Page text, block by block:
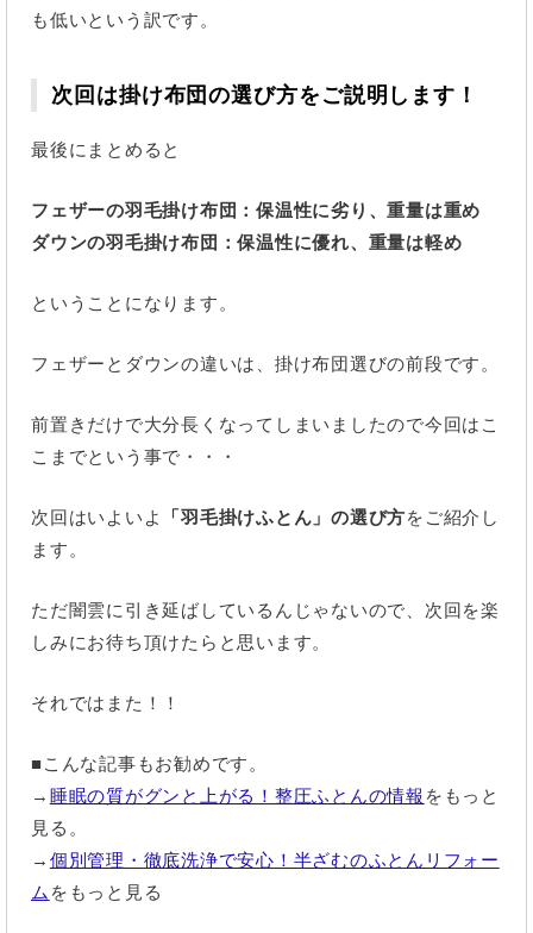
も低いという訳です。
次回は掛け布団の選び方をご説明します！
最後にまとめると
フェザーの羽毛掛け布団：保温性に劣り、重量は重め
ダウンの羽毛掛け布団：保温性に優れ、重量は軽め
ということになります。
フェザーとダウンの違いは、掛け布団選びの前段です。
前置きだけで大分長くなってしまいましたので今回はこ
こまでという事で・・・
次回はいよいよ 「羽毛掛けふとん」の選び方をご紹介し
ます。
ただ闇雲に引き延ばしているんじゃないので、次回を楽
しみにお待ち頂けたらと思います。
それではまた！！
■こんな記事もお勧めです。
→ 睡眠の質がグンと上がる！整圧ふとんの情報 をもっと
見る。
→ 個別管理・徹底洗浄で安心！半ざむのふとんリフォー
ム をもっと見る